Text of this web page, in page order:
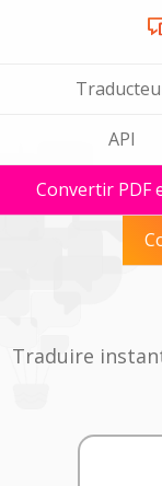
API
Convertir PDF
Traduire